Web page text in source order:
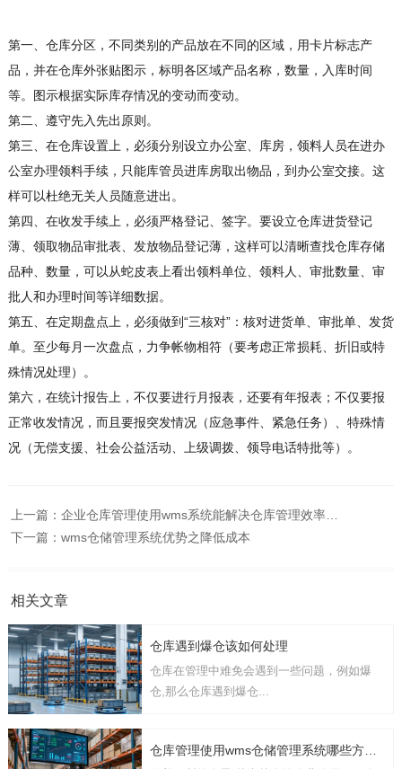
第一、仓库分区，不同类别的产品放在不同的区域，用卡片标志产
品，并在仓库外张贴图示，标明各区域产品名称，数量，入库时间
等。图示根据实际库存情况的变动而变动。
第二、遵守先入先出原则。
第三、在仓库设置上，必须分别设立办公室、库房，领料人员在进办
公室办理领料手续，只能库管员进库房取出物品，到办公室交接。这
样可以杜绝无关人员随意进出。
第四、在收发手续上，必须严格登记、签字。要设立仓库进货登记
薄、领取物品审批表、发放物品登记薄，这样可以清晰查找仓库存储
品种、数量，可以从蛇皮表上看出领料单位、领料人、审批数量、审
批人和办理时间等详细数据。
第五、在定期盘点上，必须做到“三核对”：核对进货单、审批单、发货
单。至少每月一次盘点，力争帐物相符（要考虑正常损耗、折旧或特
殊情况处理）。
第六，在统计报告上，不仅要进行月报表，还要有年报表；不仅要报
正常收发情况，而且要报突发情况（应急事件、紧急任务）、特殊情
况（无偿支援、社会公益活动、上级调拨、领导电话特批等）。
上一篇：
企业仓库管理使用wms系统能解决仓库管理效率低的问题
下一篇： wms仓储管理系统优势之降低成本
相关文章
仓库遇到爆仓该如何处理
仓库在管理中难免会遇到一些问题，例如爆
仓,那么仓库遇到爆仓...